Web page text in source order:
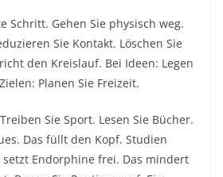
Schritt. Gehen Sie physisch weg.
Sie Kontakt. Löschen Sie
den Kreislauf. Bei Ideen: Legen
Planen Sie Freizeit.​
Sie Sport. Lesen Sie Bücher.
Das füllt den Kopf. Studien
setzt Endorphine frei. Das mindert